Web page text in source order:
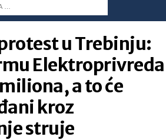
u Trebinju:
Elektroprivreda
a to će
kroz
struje